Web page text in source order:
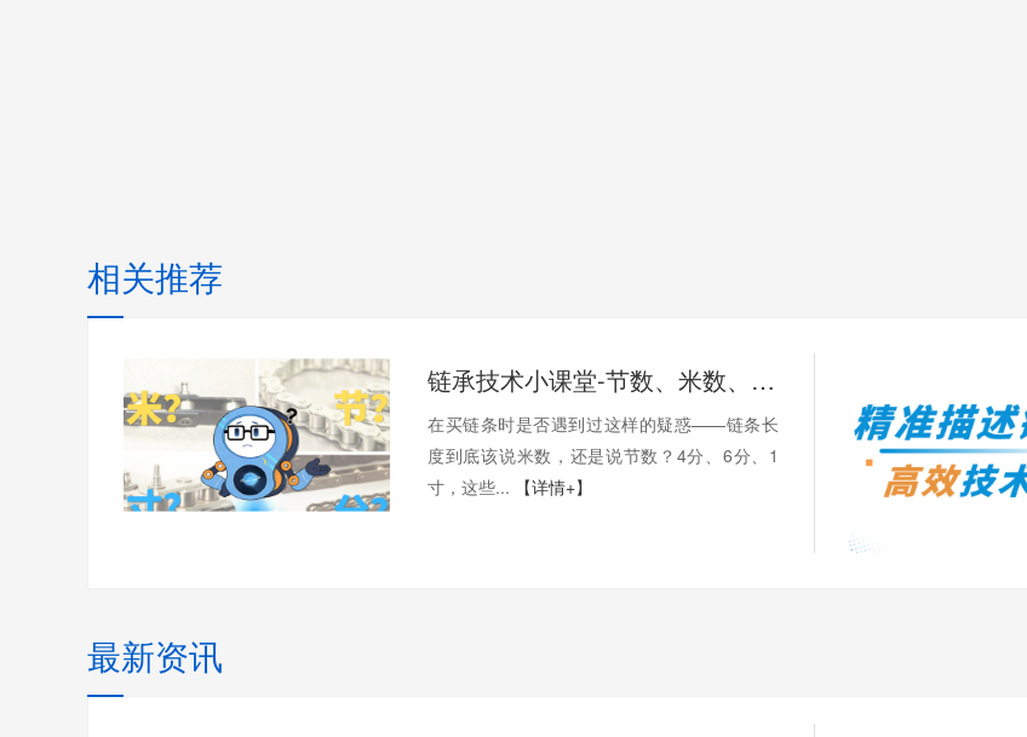
相关推荐
链承技术小课堂-节数、米数、寸、分：链条的计量单位，你分得清吗？
在买链条时是否遇到过这样的疑惑——链条长
度到底该说米数，还是说节数？4分、6分、1
寸，这些...
【详情+】
最新资讯